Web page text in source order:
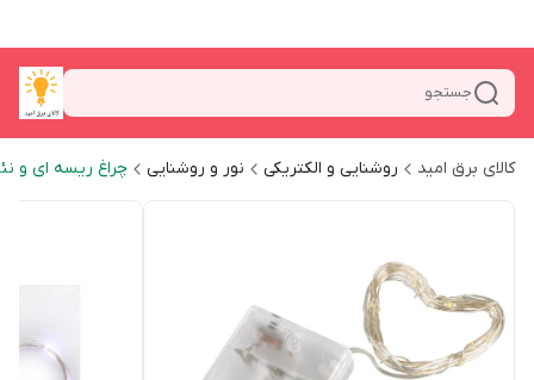
جستجو
کالای برق امید روشنایی و الکتریکی نور و روشنایی چراغ ریسه ای و